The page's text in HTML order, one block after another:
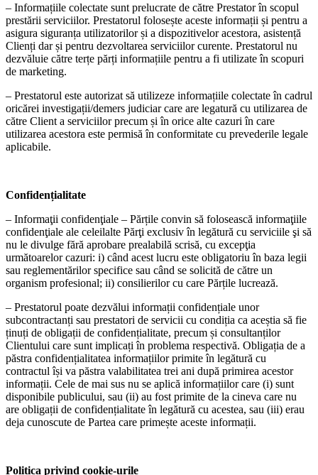
– Informațiile colectate sunt prelucrate de către Prestator în scopul
prestării serviciilor. Prestatorul folosește aceste informații și pentru a
asigura siguranța utilizatorilor și a dispozitivelor acestora, asistență
Clienți dar și pentru dezvoltarea serviciilor curente. Prestatorul nu
dezvăluie către terțe părți informațiile pentru a fi utilizate în scopuri
de marketing.
– Prestatorul este autorizat să utilizeze informațiile colectate în cadrul
oricărei investigații/demers judiciar care are legatură cu utilizarea de
către Client a serviciilor precum și în orice alte cazuri în care
utilizarea acestora este permisă în conformitate cu prevederile legale
aplicabile.
Confidențialitate
– Informaţii confidenţiale – Părțile convin să folosească informaţiile
confidenţiale ale celeilalte Părţi exclusiv în legătură cu serviciile şi să
nu le divulge fără aprobare prealabilă scrisă, cu excepţia
următoarelor cazuri: i) când acest lucru este obligatoriu în baza legii
sau reglementărilor specifice sau când se solicită de către un
organism profesional; ii) consilierilor cu care Părțile lucrează.
– Prestatorul poate dezvălui informații confidențiale unor
subcontractanți sau prestatori de servicii cu condiția ca aceștia să fie
ținuți de obligații de confidențialitate, precum și consultanților
Clientului care sunt implicați în problema respectivă. Obligația de a
păstra confidențialitatea informațiilor primite în legătură cu
contractul își va păstra valabilitatea trei ani după primirea acestor
informații. Cele de mai sus nu se aplică informațiilor care (i) sunt
disponibile publicului, sau (ii) au fost primite de la cineva care nu
are obligații de confidențialitate în legătură cu acestea, sau (iii) erau
deja cunoscute de Partea care primește aceste informații.
Politica privind cookie-urile